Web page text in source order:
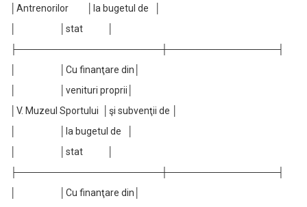
│Antrenorilor │la bugetul de │
│ │stat │
├─────────────────────┼────────────────┤
│ │Cu finanţare din│
│ │venituri proprii│
│V. Muzeul Sportului │şi subvenţii de │
│ │la bugetul de │
│ │stat │
├─────────────────────┼────────────────┤
│ │Cu finanţare din│